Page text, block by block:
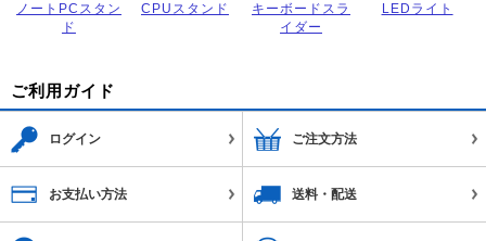
ノートPCスタン
ド
CPUスタンド
キーボードスラ
イダー
LEDライト
ご利用ガイド
ログイン ご注文方法
お支払い方法 送料・配送